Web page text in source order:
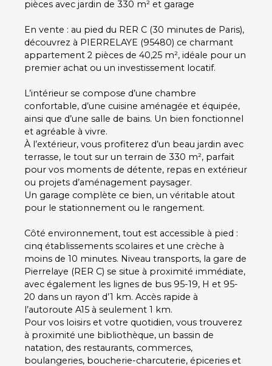
pièces avec jardin de 330 m² et garage
En vente : au pied du RER C (30 minutes de Paris),
découvrez à PIERRELAYE (95480) ce charmant
appartement 2 pièces de 40,25 m², idéale pour un
premier achat ou un investissement locatif.
L’intérieur se compose d’une chambre
confortable, d’une cuisine aménagée et équipée,
ainsi que d’une salle de bains. Un bien fonctionnel
et agréable à vivre.
À l’extérieur, vous profiterez d’un beau jardin avec
terrasse, le tout sur un terrain de 330 m², parfait
pour vos moments de détente, repas en extérieur
ou projets d’aménagement paysager.
Un garage complète ce bien, un véritable atout
pour le stationnement ou le rangement.
Côté environnement, tout est accessible à pied :
cinq établissements scolaires et une crèche à
moins de 10 minutes. Niveau transports, la gare de
Pierrelaye (RER C) se situe à proximité immédiate,
avec également les lignes de bus 95-19, H et 95-
20 dans un rayon d’1 km. Accès rapide à
l’autoroute A15 à seulement 1 km.
Pour vos loisirs et votre quotidien, vous trouverez
à proximité une bibliothèque, un bassin de
natation, des restaurants, commerces,
boulangeries, boucherie-charcuterie, épiceries et